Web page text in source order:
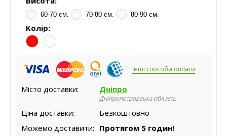
60-70 см. 70-80 см. 80-90 см.
Колір:
Інші способи оплати
Місто доставки: Дніпро
Дніпропетровська область
Ціна доставки:
Безкоштовно
Можемо доставити: Протягом 5 годин!